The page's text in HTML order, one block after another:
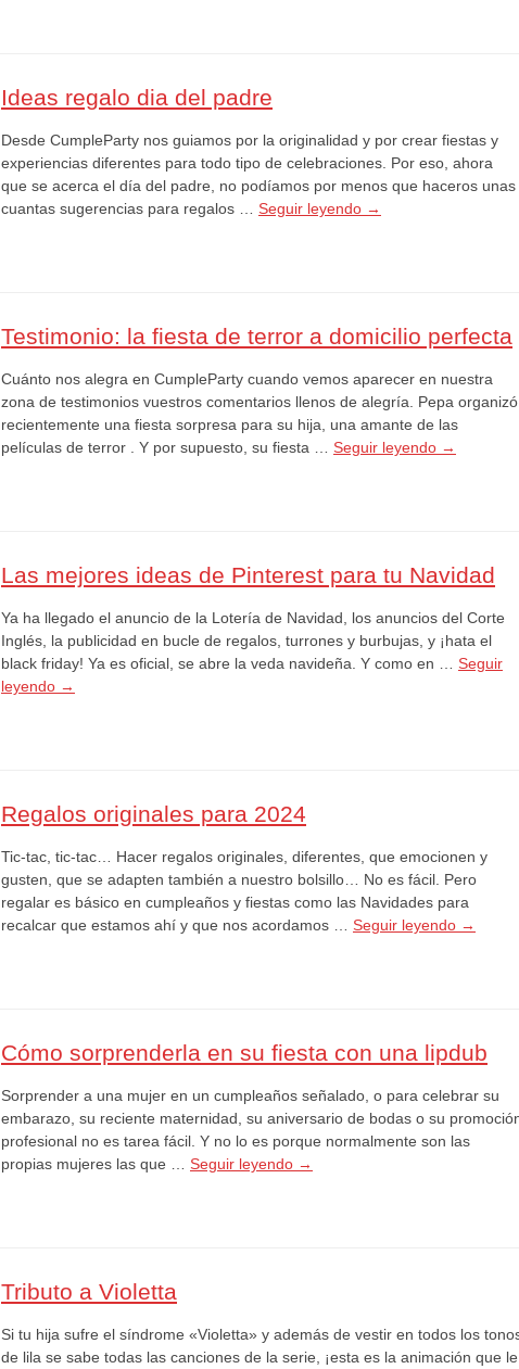
Ideas regalo dia del padre
Desde CumpleParty nos guiamos por la originalidad y por crear fiestas y
experiencias diferentes para todo tipo de celebraciones. Por eso, ahora
que se acerca el día del padre, no podíamos por menos que haceros unas
cuantas sugerencias para regalos … Seguir leyendo →
Testimonio: la fiesta de terror a domicilio perfecta
Cuánto nos alegra en CumpleParty cuando vemos aparecer en nuestra
zona de testimonios vuestros comentarios llenos de alegría. Pepa organizó
recientemente una fiesta sorpresa para su hija, una amante de las
películas de terror . Y por supuesto, su fiesta … Seguir leyendo →
Las mejores ideas de Pinterest para tu Navidad
Ya ha llegado el anuncio de la Lotería de Navidad, los anuncios del Corte
Inglés, la publicidad en bucle de regalos, turrones y burbujas, y ¡hata el
black friday! Ya es oficial, se abre la veda navideña. Y como en … Seguir
leyendo →
Regalos originales para 2024
Tic-tac, tic-tac… Hacer regalos originales, diferentes, que emocionen y
gusten, que se adapten también a nuestro bolsillo… No es fácil. Pero
regalar es básico en cumpleaños y fiestas como las Navidades para
recalcar que estamos ahí y que nos acordamos … Seguir leyendo →
Cómo sorprenderla en su fiesta con una lipdub
Sorprender a una mujer en un cumpleaños señalado, o para celebrar su
embarazo, su reciente maternidad, su aniversario de bodas o su
profesional no es tarea fácil. Y no lo es porque normalmente son las
propias mujeres las que … Seguir leyendo →
Tributo a Violetta
Si tu hija sufre el síndrome «Violetta» y además de vestir en todos los
de lila se sabe todas las canciones de la serie, ¡esta es la animación que le